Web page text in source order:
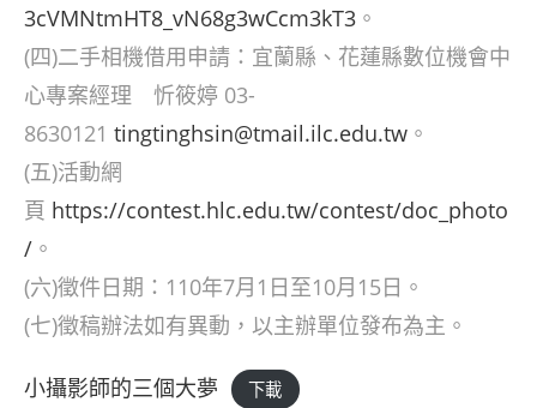
3cVMNtmHT8_vN68g3wCcm3kT3 。
(四)二手相機借用申請：宜蘭縣、花蓮縣數位機會中
心專案經理 忻筱婷 03-
8630121 tingtinghsin@tmail.ilc.edu.tw 。
(五)活動網
頁 https://contest.hlc.edu.tw/contest/doc_photo
/ 。
(六)徵件日期：110年7月1日至10月15日。
(七)徵稿辦法如有異動，以主辦單位發布為主。
小攝影師的三個大夢 下載